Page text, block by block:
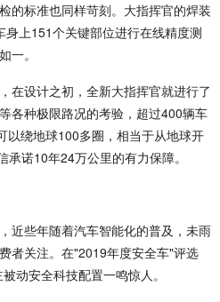
的标准也同样苛刻。大指挥官的焊装
上151个关键部位进行在线精度测
一。
在设计之初，全新大指挥官就进行了
各种极限路况的考验，超过400辆车
以绕地球100多圈，相当于从地球开
诺10年24万公里的有力保障。
近些年随着汽车智能化的普及，未雨
者关注。在"2019年度安全车"评选
动安全科技配置一鸣惊人。